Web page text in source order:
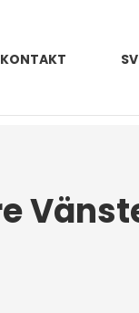
KONTAKT SV